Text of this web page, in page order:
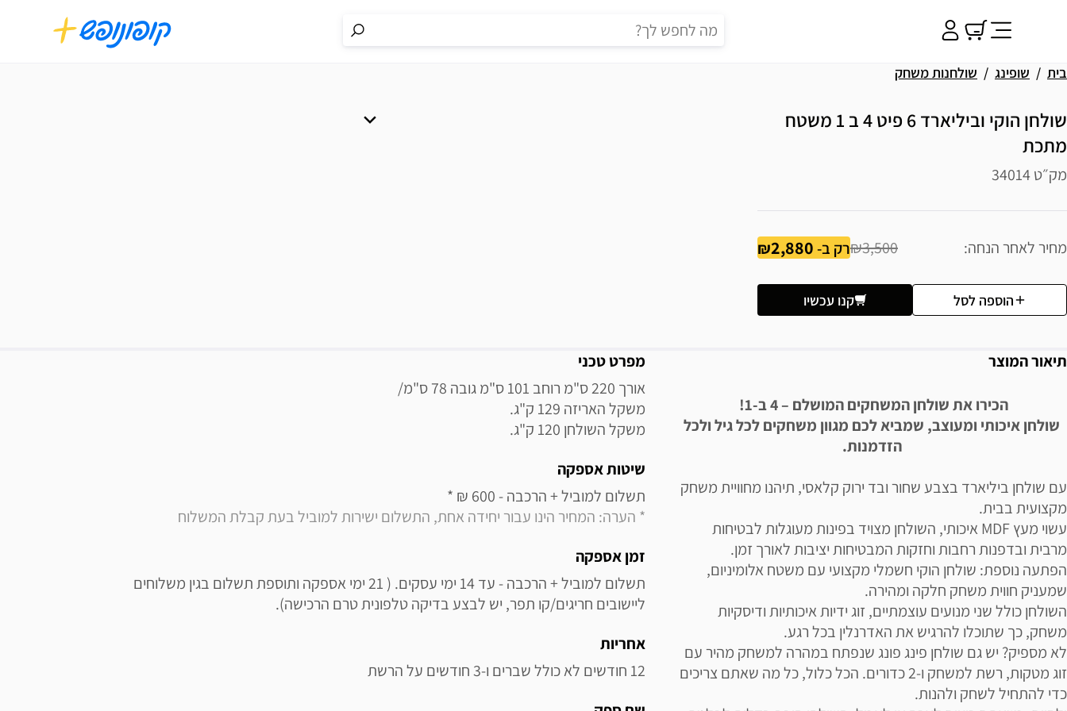
בית שופינג שולחנות משחק
שולחן הוקי וביליארד 6 פיט 4 ב 1 משטח
מתכת
מק״ט 34014
מחיר לאחר הנחה ₪3,500רק ב-2,880
הוספה לסל קנו עכשיו
תיאור המוצר
הכירו את שולחן המשחקים המושלם – 4 ב-1!
שולחן איכותי ומעוצב, שמביא לכם מגוון משחקים לכל גיל ולכל
הזדמנות.
עם שולחן ביליארד בצבע שחור ובד ירוק קלאסי, תיהנו מחוויית משחק
מקצועית בבית.
עשוי מעץ MDF איכותי, השולחן מצויד בפינות מעוגלות לבטיחות
מרבית ובדפנות רחבות וחזקות המבטיחות יציבות לאורך זמן.
הפתעה נוספת: שולחן הוקי חשמלי מקצועי עם משטח אלומיניום,
שמעניק חווית משחק חלקה ומהירה.
השולחן כולל שני מנועים עוצמתיים, זוג ידיות איכותיות ודיסקיות
משחק, כך שתוכלו להרגיש את האדרנלין בכל רגע.
לא מספיק? יש גם שולחן פינג פונג שנפתח במהרה למשחק מהיר עם
זוג מטקות, רשת למשחק ו-2 כדורים. הכל כלול, כל מה שאתם צריכים
כדי להתחיל לשחק ולהנות.
מידע נוסף
מפרט טכני
משקל השולחן 120 ק"ג.
שיטות אספקה
תשלום למוביל + הרכבה - 600 ₪ *
* הערה: המחיר הינו עבור יחידה אחת, התשלום ישירות למוביל בעת קבלת המשלוח
זמן אספקה
ליישובים חריגים/קו תפר, יש לבצע בדיקה טלפונית טרם הרכישה).
אחריות
12 חודשים לא כולל שברים ו-3 חודשים על הרשת